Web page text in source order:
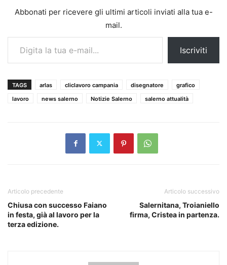
Abbonati per ricevere gli ultimi articoli inviati alla tua e-
mail.
Digita la tua e-mail...
Iscriviti
TAGS arlas cliclavoro campania disegnatore
grafico
lavoro
news salerno Notizie Salerno salerno attualità
Articolo precedente
Chiusa con successo Faiano
in festa, già al lavoro per la
terza edizione.
Articolo successivo
Salernitana, Troianiello
firma, Cristea in partenza.